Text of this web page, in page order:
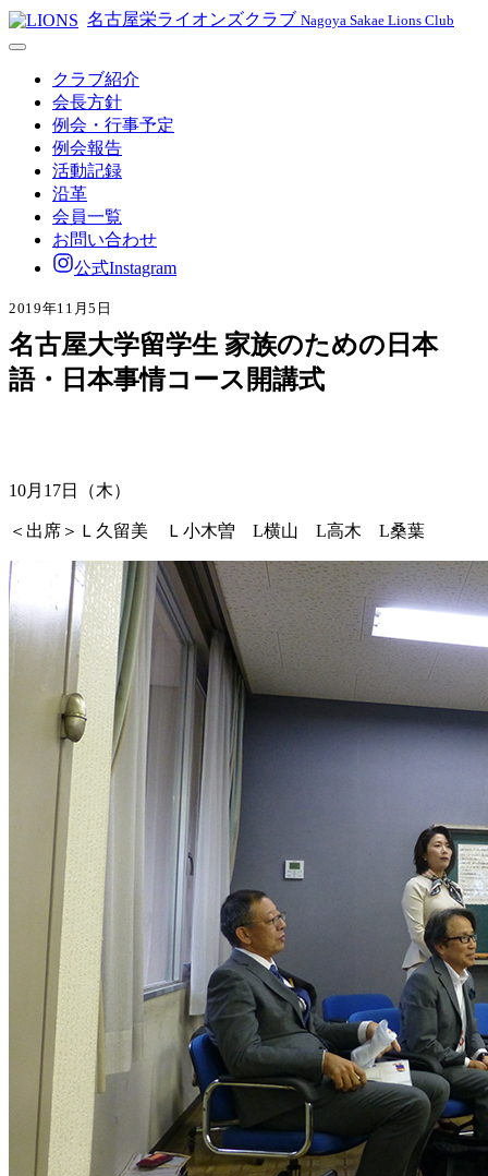
名古屋栄ライオンズクラブ Nagoya Sakae Lions Club
クラブ紹介
会長方針
例会・行事予定
例会報告
活動記録
沿革
会員一覧
お問い合わせ
公式Instagram
2019年11月5日
名古屋大学留学生 家族のための日本
語・日本事情コース開講式
10月17日（木）
＜出席＞Ｌ久留美 Ｌ小木曽 L横山 L高木 L桑葉